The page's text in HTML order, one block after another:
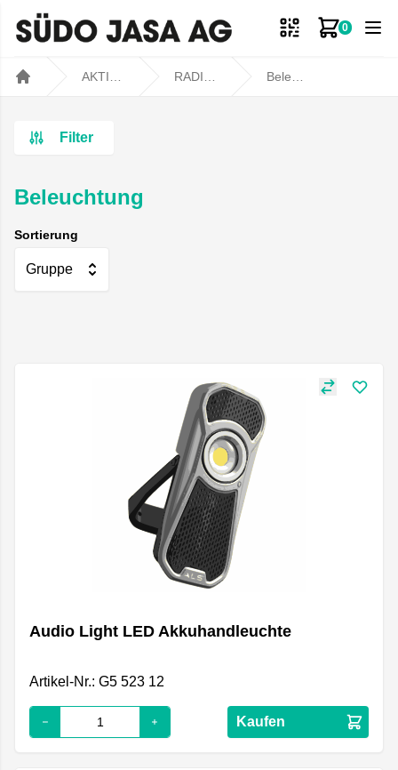
0
Zum
Filter
Beleuchtung
Sortierung
Gruppe
Audio Light LED Akkuhandleuchte
Artikel-Nr.: G5 523 12
Kaufen